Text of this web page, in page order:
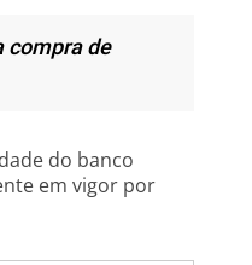
compra de
do banco
em vigor por